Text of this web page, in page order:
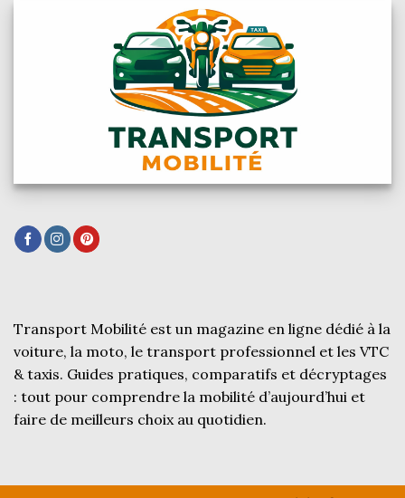
Transport Mobilité est un magazine en ligne dédié à la
voiture, la moto, le transport professionnel et les VTC
& taxis. Guides pratiques, comparatifs et décryptages
: tout pour comprendre la mobilité d’aujourd’hui et
faire de meilleurs choix au quotidien.